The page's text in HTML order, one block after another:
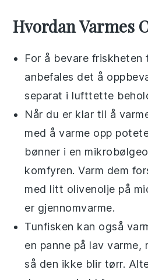
Hvordan Varmes
For å bevare friskheten
anbefales det å
separat i lufttette
Når du er klar til å
med å varme opp
bønner i en
komfyren. Varm dem
med litt olivenolje på
er gjennomvarme.
Tunfisken kan også
en panne på lav
så den ikke blir tørr.